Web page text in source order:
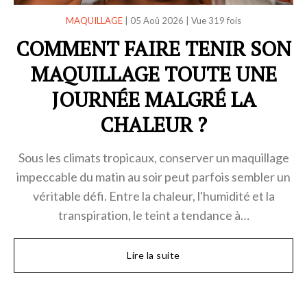
MAQUILLAGE | 05 Aoû 2026 | Vue 319 fois
COMMENT FAIRE TENIR SON
MAQUILLAGE TOUTE UNE
JOURNÉE MALGRÉ LA
CHALEUR ?
Sous les climats tropicaux, conserver un maquillage
impeccable du matin au soir peut parfois sembler un
véritable défi. Entre la chaleur, l'humidité et la
transpiration, le teint a tendance à…
Lire la suite